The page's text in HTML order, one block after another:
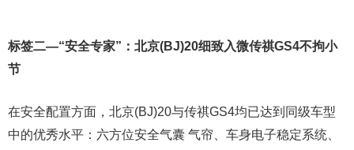
标签二—“安全专家”：北京(BJ)20细致入微传祺GS4不拘小
节
在安全配置方面，北京(BJ)20与传祺GS4均已达到同级车型
中的优秀水平：六方位安全气囊 气帘、车身电子稳定系统、